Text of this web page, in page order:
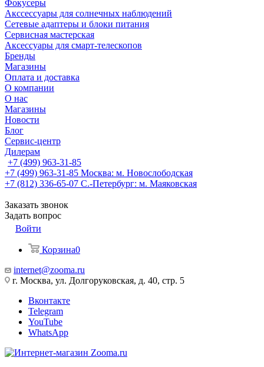
Фокусеры
Акссессуары для солнечных наблюдений
Сетевые адаптеры и блоки питания
Сервисная мастерская
Аксессуары для смарт-телескопов
Бренды
Магазины
Оплата и доставка
О компании
О нас
Магазины
Новости
Блог
Сервис-центр
Дилерам
+7 (499) 963-31-85
+7 (499) 963-31-85 Москва: м. Новослободская
+7 (812) 336-65-07 С.-Петербург: м. Маяковская
Заказать звонок
Задать вопрос
Войти
Корзина0
internet@zooma.ru
г. Москва, ул. Долгоруковская, д. 40, стр. 5
Вконтакте
Telegram
YouTube
WhatsApp